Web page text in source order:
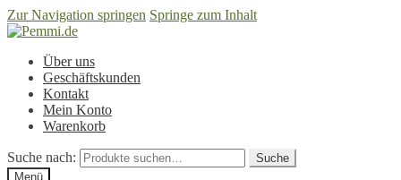
Zur Navigation springen Springe zum Inhalt
Über uns
Geschäftskunden
Kontakt
Mein Konto
Warenkorb
Suche nach:
Suche
Menü